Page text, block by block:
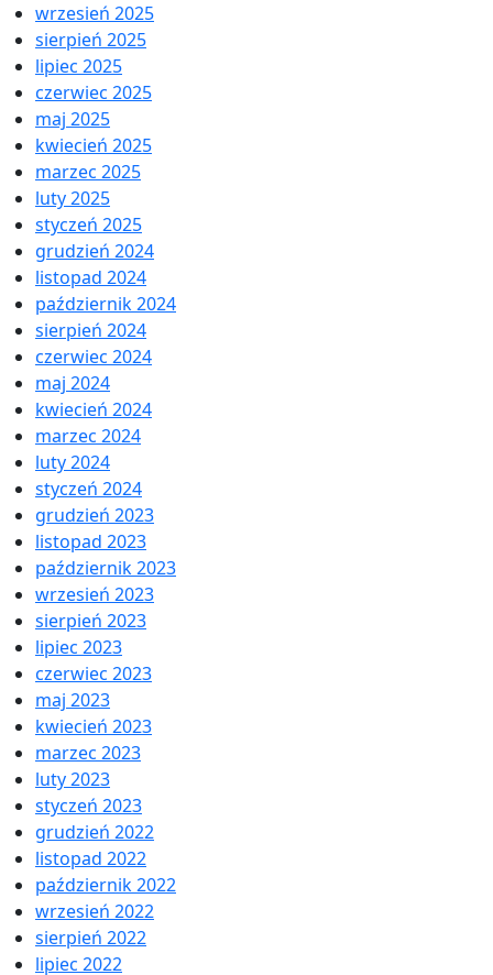
wrzesień 2025
sierpień 2025
lipiec 2025
czerwiec 2025
maj 2025
kwiecień 2025
marzec 2025
luty 2025
styczeń 2025
grudzień 2024
listopad 2024
październik 2024
sierpień 2024
czerwiec 2024
maj 2024
kwiecień 2024
marzec 2024
luty 2024
styczeń 2024
grudzień 2023
listopad 2023
październik 2023
wrzesień 2023
sierpień 2023
lipiec 2023
czerwiec 2023
maj 2023
kwiecień 2023
marzec 2023
luty 2023
styczeń 2023
grudzień 2022
listopad 2022
październik 2022
wrzesień 2022
sierpień 2022
lipiec 2022